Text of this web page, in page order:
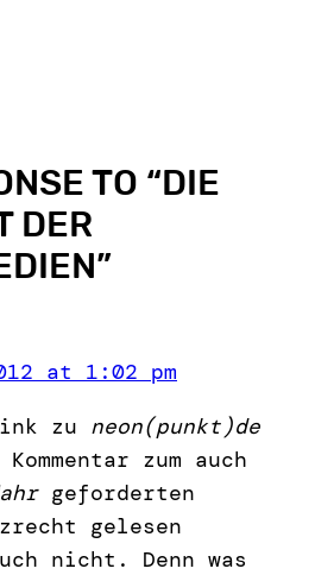
TO “DIE
DER
”
at 1:02 pm
zu neon(punkt)de
zum auch
geforderten
gelesen
nicht. Denn was